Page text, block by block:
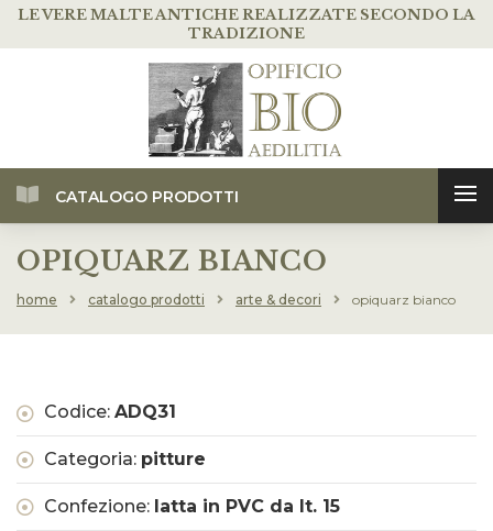
LE VERE MALTE ANTICHEREALIZZATE SECONDO LA
TRADIZIONE
CATALOGO PRODOTTI
OPIQUARZ BIANCO
home catalogo prodotti arte & decori opiquarz bianco
Codice: ADQ31
Categoria: pitture
Confezione: latta in PVC da lt. 15